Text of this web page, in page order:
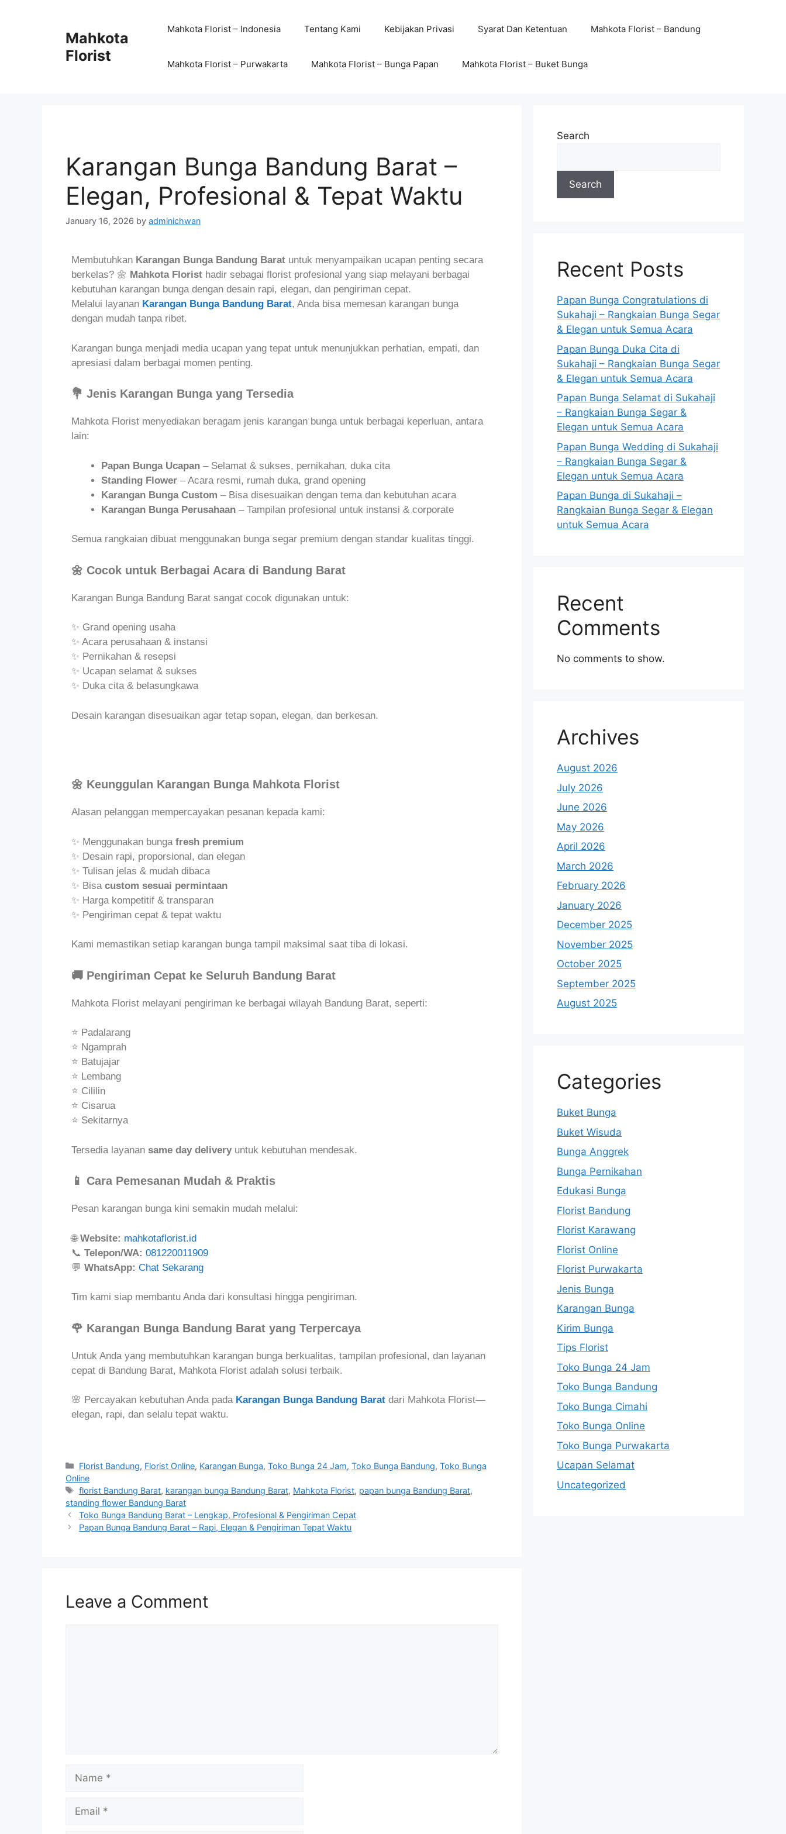
Mahkota
Florist
Mahkota Florist – Indonesia Tentang Kami Kebijakan Privasi Syarat Dan Ketentuan Mahkota Florist – Bandung
Mahkota Florist – Purwakarta Mahkota Florist – Bunga Papan Mahkota Florist – Buket Bunga
Karangan Bunga Bandung Barat –
Elegan, Profesional & Tepat Waktu
January 16, 2026 by adminichwan
Membutuhkan Karangan Bunga Bandung Barat untuk menyampaikan ucapan penting secara
berkelas? 🌼 Mahkota Florist hadir sebagai florist profesional yang siap melayani berbagai
kebutuhan karangan bunga dengan desain rapi, elegan, dan pengiriman cepat.
Melalui layanan Karangan Bunga Bandung Barat, Anda bisa memesan karangan bunga
dengan mudah tanpa ribet.
Karangan bunga menjadi media ucapan yang tepat untuk menunjukkan perhatian, empati, dan
apresiasi dalam berbagai momen penting.
💐 Jenis Karangan Bunga yang Tersedia
Mahkota Florist menyediakan beragam jenis karangan bunga untuk berbagai keperluan, antara
lain:
Papan Bunga Ucapan – Selamat & sukses, pernikahan, duka cita
Standing Flower – Acara resmi, rumah duka, grand opening
Karangan Bunga Custom – Bisa disesuaikan dengan tema dan kebutuhan acara
Karangan Bunga Perusahaan – Tampilan profesional untuk instansi & corporate
Semua rangkaian dibuat menggunakan bunga segar premium dengan standar kualitas tinggi.
🌼 Cocok untuk Berbagai Acara di Bandung Barat
Karangan Bunga Bandung Barat sangat cocok digunakan untuk:
✨ Grand opening usaha
✨ Acara perusahaan & instansi
✨ Pernikahan & resepsi
✨ Ucapan selamat & sukses
✨ Duka cita & belasungkawa
Desain karangan disesuaikan agar tetap sopan, elegan, dan berkesan.
🌼 Keunggulan Karangan Bunga Mahkota Florist
Alasan pelanggan mempercayakan pesanan kepada kami:
✨ Menggunakan bunga fresh premium
✨ Desain rapi, proporsional, dan elegan
✨ Tulisan jelas & mudah dibaca
✨ Bisa custom sesuai permintaan
✨ Harga kompetitif & transparan
✨ Pengiriman cepat & tepat waktu
Kami memastikan setiap karangan bunga tampil maksimal saat tiba di lokasi.
🚚 Pengiriman Cepat ke Seluruh Bandung Barat
Mahkota Florist melayani pengiriman ke berbagai wilayah Bandung Barat, seperti:
⭐ Padalarang
⭐ Ngamprah
⭐ Batujajar
⭐ Lembang
⭐ Cililin
⭐ Cisarua
⭐ Sekitarnya
Tersedia layanan same day delivery untuk kebutuhan mendesak.
📱 Cara Pemesanan Mudah & Praktis
Pesan karangan bunga kini semakin mudah melalui:
🌐Website: mahkotaflorist.id
📞 Telepon/WA: 081220011909
💬 WhatsApp: Chat Sekarang
Tim kami siap membantu Anda dari konsultasi hingga pengiriman.
🌹 Karangan Bunga Bandung Barat yang Terpercaya
Untuk Anda yang membutuhkan karangan bunga berkualitas, tampilan profesional, dan layanan
cepat di Bandung Barat, Mahkota Florist adalah solusi terbaik.
🌸 Percayakan kebutuhan Anda pada Karangan Bunga Bandung Barat dari Mahkota Florist—
elegan, rapi, dan selalu tepat waktu.
Florist Bandung, Florist Online, Karangan Bunga,Toko Bunga 24 Jam,Toko Bunga Bandung,Toko Bunga
Online
florist Bandung Barat, karangan bunga Bandung Barat, Mahkota Florist, papan bunga Bandung Barat,
standing flower Bandung Barat
Toko Bunga Bandung Barat – Lengkap, Profesional & Pengiriman Cepat
Papan Bunga Bandung Barat – Rapi, Elegan & Pengiriman Tepat Waktu
Leave a Comment
Search
Search
Recent Posts
Papan Bunga Congratulations di
Sukahaji – Rangkaian Bunga Segar
& Elegan untuk Semua Acara
Papan Bunga Duka Cita di
Sukahaji – Rangkaian Bunga Segar
& Elegan untuk Semua Acara
Papan Bunga Selamat di Sukahaji
– Rangkaian Bunga Segar &
Elegan untuk Semua Acara
Papan Bunga Wedding di Sukahaji
– Rangkaian Bunga Segar &
Elegan untuk Semua Acara
Papan Bunga di Sukahaji –
Rangkaian Bunga Segar & Elegan
untuk Semua Acara
Recent
Comments
No comments to show.
Archives
August 2026
July 2026
June 2026
May 2026
April 2026
March 2026
February 2026
January 2026
December 2025
November 2025
October 2025
September 2025
August 2025
Categories
Buket Bunga
Buket Wisuda
Bunga Anggrek
Bunga Pernikahan
Edukasi Bunga
Florist Bandung
Florist Karawang
Florist Online
Florist Purwakarta
Jenis Bunga
Karangan Bunga
Kirim Bunga
Tips Florist
Toko Bunga 24 Jam
Toko Bunga Bandung
Toko Bunga Cimahi
Toko Bunga Online
Toko Bunga Purwakarta
Ucapan Selamat
Uncategorized